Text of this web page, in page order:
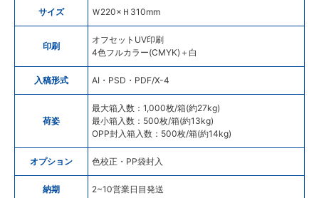
サイズ Ｗ220×Ｈ310mm
印刷
オフセットUV印刷
4色フルカラー(CMYK)＋白
入稿形式 AI・PSD・PDF/X-4
荷姿
最大箱入数：1,000枚/箱(約27kg)
最小箱入数：500枚/箱(約13kg)
OPP封入箱入数：500枚/箱(約14kg)
オプション 色校正・PP袋封入
納期 2~10営業日目発送